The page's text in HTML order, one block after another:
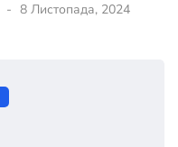
8 Листопада, 2024